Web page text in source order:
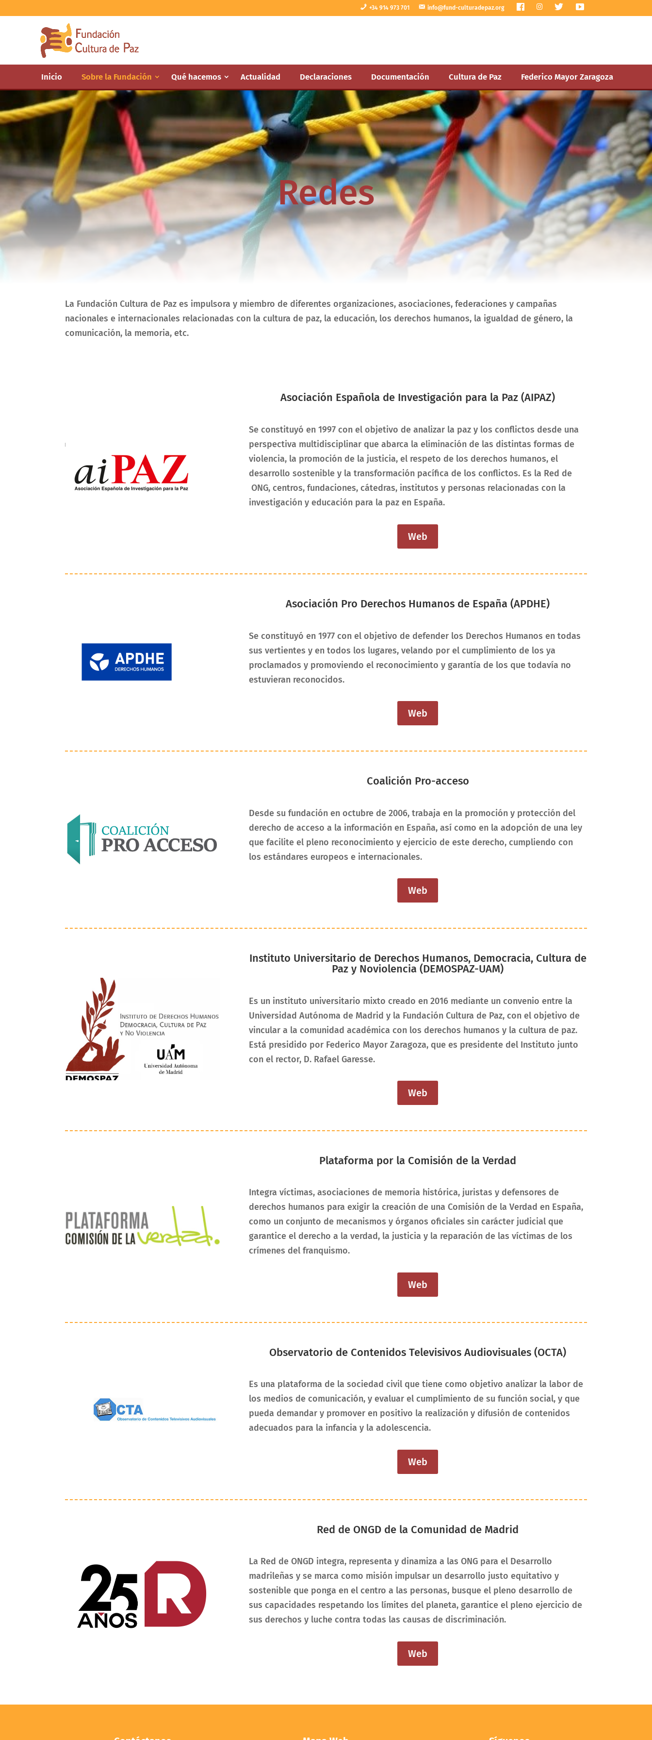
+34 914 973 701 info@fund-culturadepaz.org
Inicio Sobre la Fundación Qué hacemos Actualidad Declaraciones Documentación Cultura de Paz Federico Mayor Zaragoza
Redes
La Fundación Cultura de Paz es impulsora y miembro de diferentes organizaciones, asociaciones, federaciones y campañas
nacionales e internacionales relacionadas con la cultura de paz, la educación, los derechos humanos, la igualdad de género, la
comunicación, la memoria, etc.
Asociación Española de Investigación para la Paz (AIPAZ)
Se constituyó en 1997 con el objetivo de analizar la paz y los conflictos desde una
perspectiva multidisciplinar que abarca la eliminación de las distintas formas de
violencia, la promoción de la justicia, el respeto de los derechos humanos, el
desarrollo sostenible y la transformación pacífica de los conflictos. Es la Red de
ONG, centros, fundaciones, cátedras, institutos y personas relacionadas con la
investigación y educación para la paz en España.
Web
Asociación Pro Derechos Humanos de España (APDHE)
Se constituyó en 1977 con el objetivo de defender los Derechos Humanos en todas
sus vertientes y en todos los lugares, velando por el cumplimiento de los ya
proclamados y promoviendo el reconocimiento y garantía de los que todavía no
estuvieran reconocidos.
Web
Coalición Pro-acceso
Desde su fundación en octubre de 2006, trabaja en la promoción y protección del
derecho de acceso a la información en España, así como en la adopción de una ley
que facilite el pleno reconocimiento y ejercicio de este derecho, cumpliendo con
los estándares europeos e internacionales.
Web
Instituto Universitario de Derechos Humanos, Democracia, Cultura de
Paz y Noviolencia (DEMOSPAZ-UAM)
Es un instituto universitario mixto creado en 2016 mediante un convenio entre la
Universidad Autónoma de Madrid y la Fundación Cultura de Paz, con el objetivo de
vincular a la comunidad académica con los derechos humanos y la cultura de paz.
Está presidido por Federico Mayor Zaragoza, que es presidente del Instituto junto
con el rector, D. Rafael Garesse.
Web
Plataforma por la Comisión de la Verdad
Integra víctimas, asociaciones de memoria histórica, juristas y defensores de
derechos humanos para exigir la creación de una Comisión de la Verdad en España,
como un conjunto de mecanismos y órganos oficiales sin carácter judicial que
garantice el derecho a la verdad, la justicia y la reparación de las víctimas de los
crímenes del franquismo.
Web
Observatorio de Contenidos Televisivos Audiovisuales (OCTA)
Es una plataforma de la sociedad civil que tiene como objetivo analizar la labor de
los medios de comunicación, y evaluar el cumplimiento de su función social, y que
pueda demandar y promover en positivo la realización y difusión de contenidos
adecuados para la infancia y la adolescencia.
Web
Red de ONGD de la Comunidad de Madrid
La Red de ONGD integra, representa y dinamiza a las ONG para el Desarrollo
madrileñas y se marca como misión impulsar un desarrollo justo equitativo y
sostenible que ponga en el centro a las personas, busque el pleno desarrollo de
sus capacidades respetando los límites del planeta, garantice el pleno ejercicio de
sus derechos y luche contra todas las causas de discriminación.
Web